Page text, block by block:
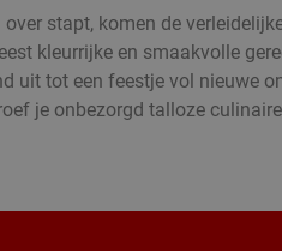
stapt, komen de
kleurrijke en smaakvolle
uit tot een feestje vol nieuwe
je onbezorgd talloze